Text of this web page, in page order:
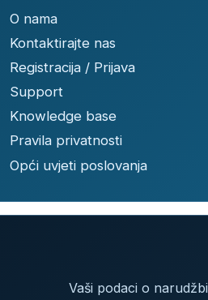
O nama
Kontaktirajte nas
Registracija / Prijava
Support
Knowledge base
Pravila privatnosti
Opći uvjeti poslovanja
Vaši podaci o